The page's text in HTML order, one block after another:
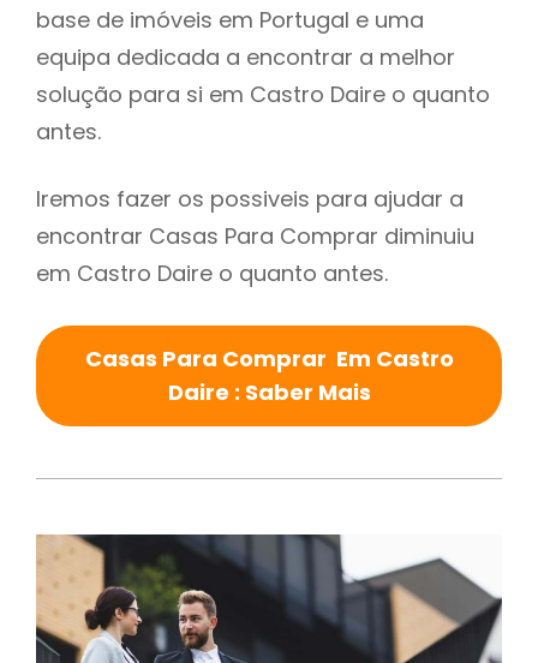
base de imóveis em Portugal e uma
equipa dedicada a encontrar a melhor
solução para si em Castro Daire o quanto
antes.
Iremos fazer os possiveis para ajudar a
encontrar Casas Para Comprar diminuiu
em Castro Daire o quanto antes.
Casas Para Comprar Em Castro
Daire : Saber Mais